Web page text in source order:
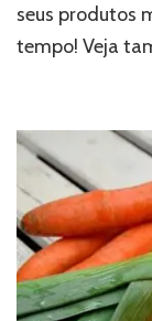
seus produtos
tempo! Veja